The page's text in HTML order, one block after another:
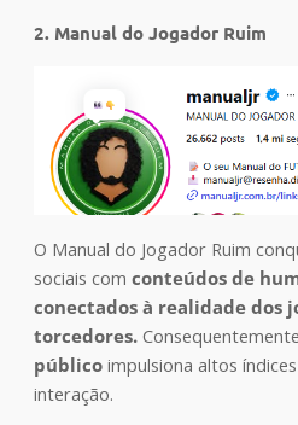
2. Manual do Jogador Ruim
O Manual do Jogador Ruim
sociais com conteúdos de
conectados à realidade dos
torcedores.
públicoimpulsiona altos
interação.